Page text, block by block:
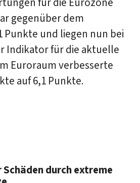
gegenüber dem
Punkte und liegen nun bei
Indikator für die aktuelle
Euroraum verbesserte
auf 6,1 Punkte.
Schäden durch extreme